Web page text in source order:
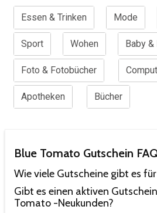
Essen & Trinken Mode
Sport Wohen Baby
Foto & Fotobücher
Apotheken Bücher
Blue Tomato Gutschein
Wie viele Gutscheine gibt es
Gibt es einen aktiven
Tomato -Neukunden?